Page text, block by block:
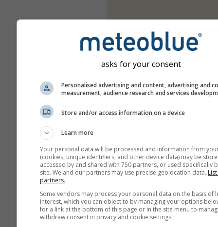
asks for your consent
Personalised advertising and content, advertising and
measurement, audience research and services
Store and/or access information on a device
Learn more
Your personal data will be processed and information from
(cookies, unique identifiers, and other device data) may be
accessed by and shared with 750 partners, or used specifically
site. We and our partners may use precise geolocation data.
partners.
Some vendors may process your personal data on the basis of
interest, which you can object to by managing your options
for a link at the bottom of this page or in the site menu to
withdraw consent in privacy and cookie settings.